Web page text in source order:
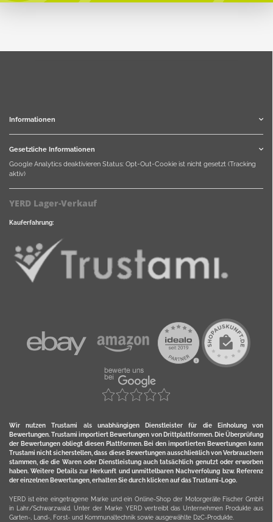
Informationen
Gesetzliche Informationen
Google Analytics deaktivieren Status: Opt-Out-Cookie ist nicht gesetzt (Tracking
aktiv)
YERD Lager-Verkauf
Kauferfahrung:
Wir nutzen Trustami als unabhängigen Dienstleister für die Einholung von
Bewertungen. Trustami importiert Bewertungen von Drittplattformen. Die Überprüfung
der Bewertungen obliegt diesen Plattformen. Bei den importierten Bewertungen kann
Trustami nicht sicherstellen, dass diese Bewertungen ausschließlich von Verbrauchern
stammen, die die Waren oder Dienstleistung auch tatsächlich genutzt oder erworben
haben. Weitere Details zur Herkunft und unmittelbaren Nachverfolung bzw. Referenz
der einzelnen Bewertungen, erhalten Sie durch klicken auf das Trustami-Logo.
YERD ist eine eingetragene Marke und ein Online-Shop der Motorgeräte Fischer GmbH
in Lahr/Schwarzwald. Unter der Marke YERD vertreibt das Unternehmen Produkte aus
Garten-, Land-, Forst- und Kommunaltechnik sowie ausgewählte D2C-Produkte.